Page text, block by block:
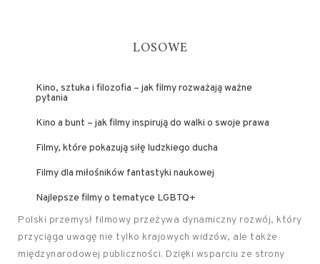
LOSOWE
Kino, sztuka i filozofia – jak filmy rozważają ważne
pytania
Kino a bunt – jak filmy inspirują do walki o swoje prawa
Filmy, które pokazują siłę ludzkiego ducha
Filmy dla miłośników fantastyki naukowej
Najlepsze filmy o tematyce LGBTQ+
Polski przemysł filmowy przeżywa dynamiczny rozwój, który
przyciąga uwagę nie tylko krajowych widzów, ale także
międzynarodowej publiczności. Dzięki wsparciu ze strony